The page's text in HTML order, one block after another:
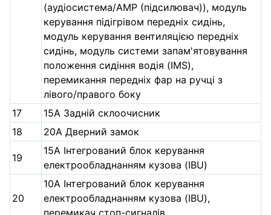
(аудіосистема/AMP (підсилювач)), модуль
керування підігрівом передніх сидінь,
модуль керування вентиляцією передніх
сидінь, модуль системи запам'ятовування
положення сидіння водія (IMS),
перемикання передніх фар на ручці з
лівого/правого боку
17
15А Задній склоочисник
18
20А Дверний замок
19
15А Інтегрований блок керування
електрообладнанням кузова (IBU)
20
10А Інтегрований блок керування
електрообладнанням кузова (IBU),